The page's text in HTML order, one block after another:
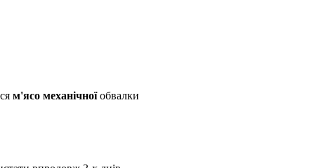
м'ясо механічноїобвалки